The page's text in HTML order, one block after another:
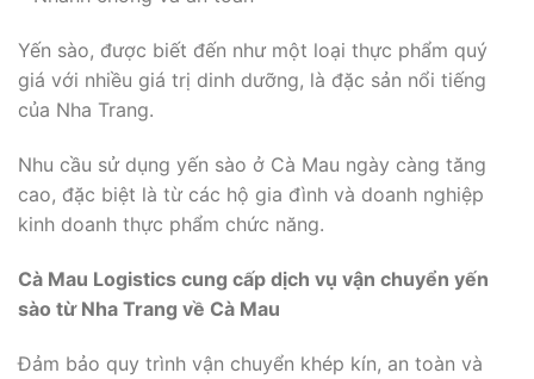
Yến sào, được biết đến như một loại thực phẩm quý
giá với nhiều giá trị dinh dưỡng, là đặc sản nổi tiếng
của Nha Trang.
Nhu cầu sử dụng yến sào ở Cà Mau ngày càng tăng
cao, đặc biệt là từ các hộ gia đình và doanh nghiệp
kinh doanh thực phẩm chức năng.
Cà Mau Logistics cung cấp dịch vụ vận chuyển yến
sào từ Nha Trang về Cà Mau
Đảm bảo quy trình vận chuyển khép kín, an toàn và